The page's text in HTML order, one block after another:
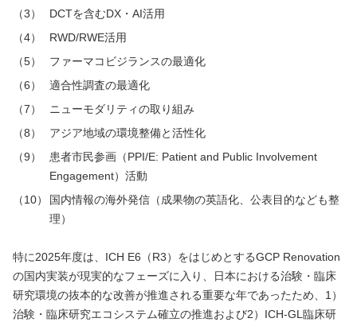
DCTを含むDX・AI活用
RWD/RWE活用
ファーマコビジランスの最適化
適合性調査の最適化
ニューモダリティの取り組み
アジア地域の環境整備と活性化
患者市民参画（PPI/E: Patient and Public Involvement
Engagement）活動
国内情報の海外発信（成果物の英語化、公表目的なども整
理）
特に2025年度は、ICH E6（R3）をはじめとするGCP Renovation
の国内実装が現実的なフェーズに入り、日本における治験・臨床
研究環境の抜本的な改善が推進される重要な年であったため、1）
治験・臨床研究エコシステム確立の推進および2）ICH-GL臨床研